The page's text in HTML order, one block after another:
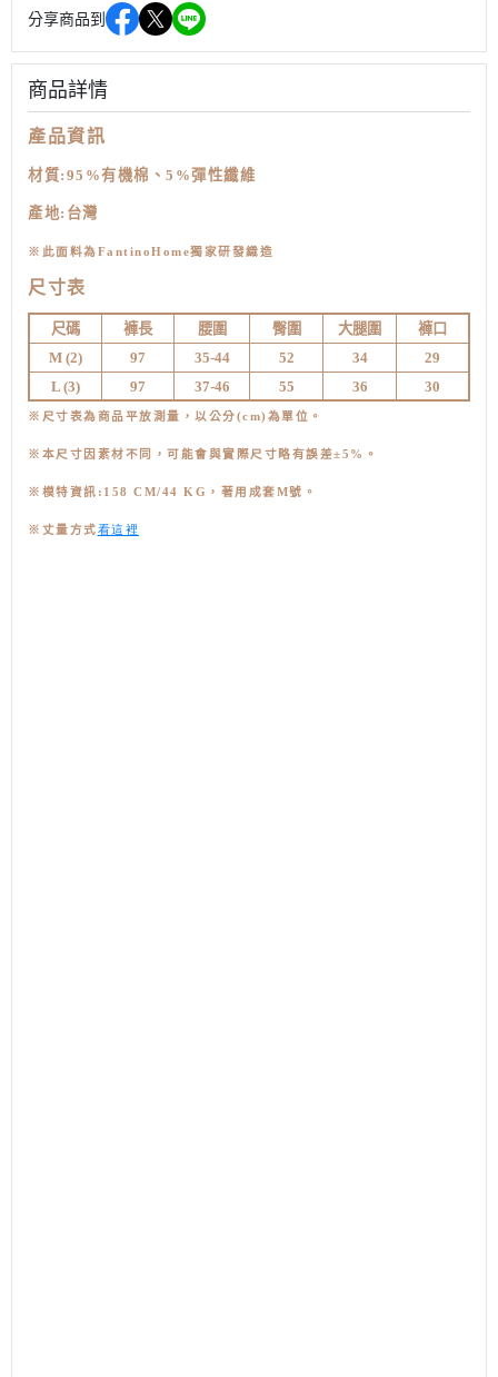
分享商品到
商品詳情
產品資訊
材質: 95%有機棉、5%彈性纖維
產地:台灣
※ 此面料為FantinoHome獨家研發織造
尺寸表
尺碼 褲長 腰圍 臀圍 大腿圍
褲口
M (2) 97 35-44 52 34
29
L (3) 97 37-46 55 36 30
※尺寸表為商品平放測量，以公分(cm)為單位。
※本尺寸因素材不同，可能會與實際尺寸略有誤差±5%。
※模特資訊:158 CM/44 KG，著用成套M號 。
※丈量方式看這裡